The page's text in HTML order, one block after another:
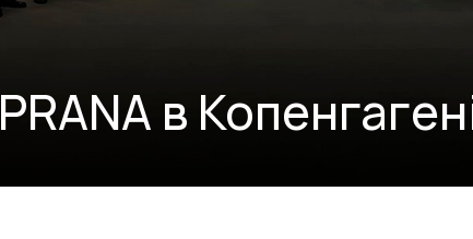
PRANA в